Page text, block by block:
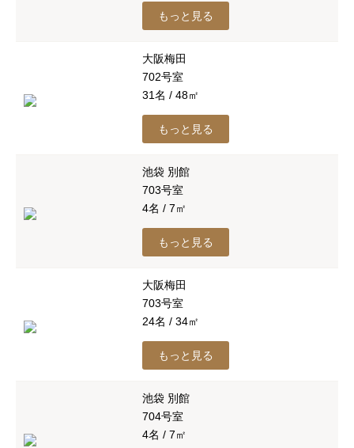
もっと見る
大阪梅田
702号室
31名 / 48㎡
もっと見る
池袋 別館
703号室
4名 / 7㎡
もっと見る
大阪梅田
703号室
24名 / 34㎡
もっと見る
池袋 別館
704号室
4名 / 7㎡